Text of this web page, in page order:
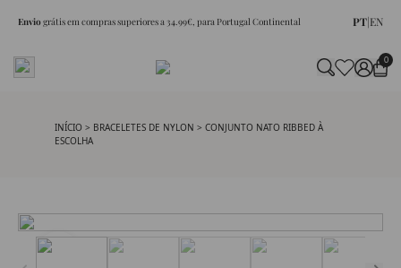
Enviográtis em compras superiores a 34.99€, para Portugal Continental PT|EN
0
INÍCIO > BRACELETES DE NYLON > CONJUNTO NATO RIBBED À
ESCOLHA